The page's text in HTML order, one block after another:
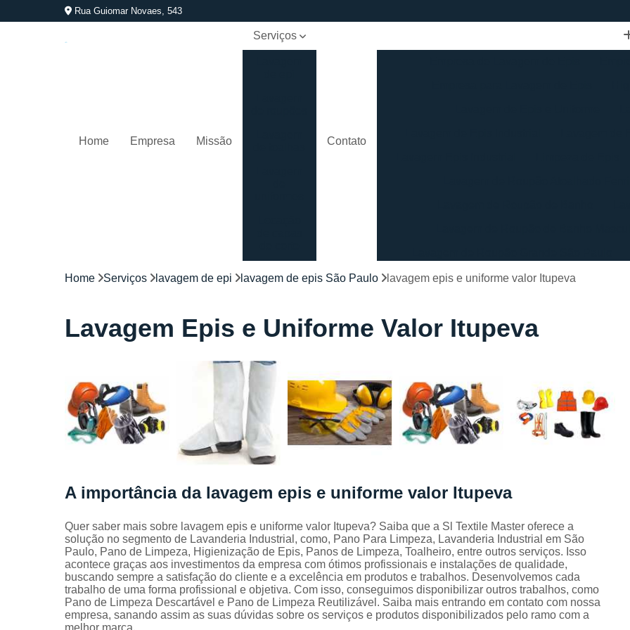
Rua Guiomar Novaes, 543
Home Empresa Missão
Serviços
de
Locação
de lençóis
de toalhas
de banho
Locação
de toalhas
manicure
Locação
de rosto
de toalhas
industriais
Mantas
absorvente
Panos de
limpeza
Contato
Lavagem de Roupão São Paulo
Lavagem de Toalha de Banho
Lavagem de Toalha São Paulo
Lavagem Toalha de Banho
Empresa de
Lavagem de Uniforme da Empresa
Lavagem de Uniforme e Epi
Lavagem Especializada de Uniforme
Aluguel de Capa de Cortar Cabelo
Aluguel de Capa para Cortar Cabelo
Locação de Capa de Barbeiro Grande São
Home Serviços lavagem de epi lavagem de epis São Paulo lavagem epis e uniforme valor Itupeva
Lavagem Epis e Uniforme Valor Itupeva
A importância da lavagem epis e uniforme valor Itupeva
Quer saber mais sobre lavagem epis e uniforme valor Itupeva? Saiba que a Sl Textile Master oferece a
solução no segmento de Lavanderia Industrial, como, Pano Para Limpeza, Lavanderia Industrial em São
Paulo, Pano de Limpeza, Higienização de Epis, Panos de Limpeza, Toalheiro, entre outros serviços. Isso
acontece graças aos investimentos da empresa com ótimos profissionais e instalações de qualidade,
buscando sempre a satisfação do cliente e a excelência em produtos e trabalhos. Desenvolvemos cada
trabalho de uma forma profissional e objetiva. Com isso, conseguimos disponibilizar outros trabalhos, como
Pano de Limpeza Descartável e Pano de Limpeza Reutilizável. Saiba mais entrando em contato com nossa
empresa, sanando assim as suas dúvidas sobre os serviços e produtos disponibilizados pelo ramo com a
melhor marca.